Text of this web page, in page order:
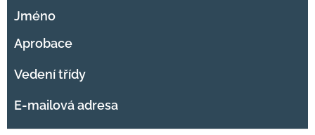
Jméno
Aprobace
Vedení třídy
E-mailová adresa